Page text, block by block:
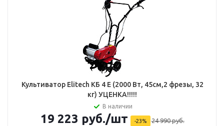
Культиватор Elitech КБ 4 Е (2000 Вт, 45см,2 фрезы, 32
кг) УЦЕНКА!!!!!
В наличии
19 223 руб./шт -23% 24 990руб.